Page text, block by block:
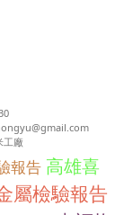
工廠
報告 高雄喜
屬檢驗報告